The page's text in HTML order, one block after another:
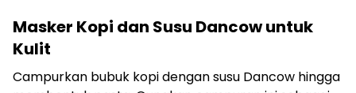
Masker Kopi dan Susu Dancow untuk
Kulit
Campurkan bubuk kopi dengan susu Dancow hingga